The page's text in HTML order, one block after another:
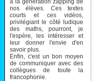
à la génération zapping de
nos élèves. Ces textes
courts et ces vidéos,
privilégiant le côté ludique
des maths, pourront, je
l'espère, les intéresser et
leur donner l'envie d'en
savoir plus.
Enfin, c'est un bon moyen
de communiquer avec des
collègues de toute la
francophonie.